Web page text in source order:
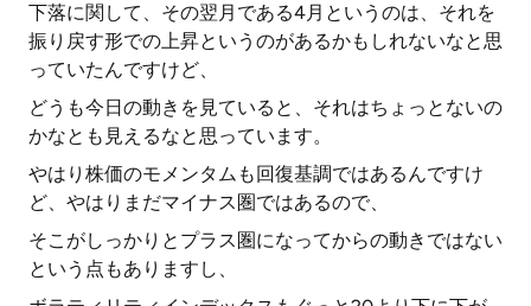
下落に関して、その翌月である4月というのは、それを
振り戻す形での上昇というのがあるかもしれないなと思
っていたんですけど、
どうも今日の動きを見ていると、それはちょっとないの
かなとも見えるなと思っています。
やはり株価のモメンタムも回復基調ではあるんですけ
ど、やはりまだマイナス圏ではあるので、
そこがしっかりとプラス圏になってからの動きではない
という点もありますし、